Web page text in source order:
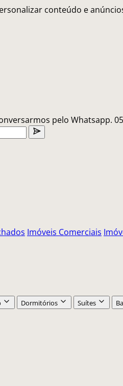
conteúdo e
pelo Whatsapp.
Imóveis Comerciais
Dormitórios Suítes